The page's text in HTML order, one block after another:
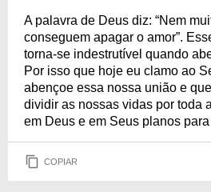
A palavra de Deus diz: “Nem
conseguem apagar o amor”.
torna-se indestrutível quando
Por isso que hoje eu clamo ao
abençoe essa nossa união e
dividir as nossas vidas por toda
em Deus e em Seus planos
COPIAR